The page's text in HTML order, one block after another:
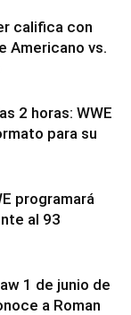
califica con
Americano vs.
2 horas: WWE
para su
programará
al 93
1 de junio de
a Roman